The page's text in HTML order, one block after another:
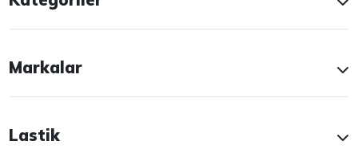
Markalar
Lastik